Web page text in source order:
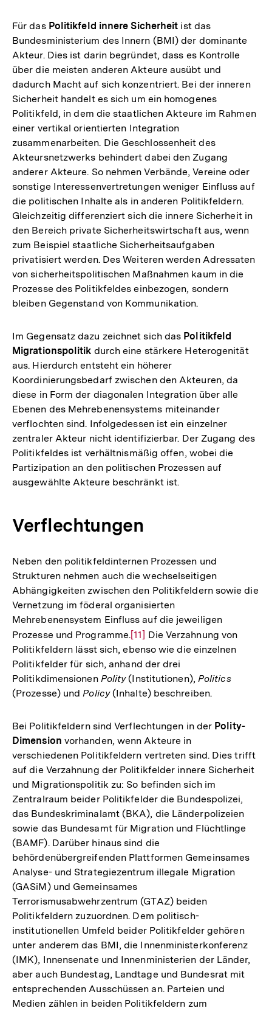
Für das Politikfeld innere Sicherheit ist das
Bundesministerium des Innern (BMI) der dominante
Akteur. Dies ist darin begründet, dass es Kontrolle
über die meisten anderen Akteure ausübt und
dadurch Macht auf sich konzentriert. Bei der inneren
Sicherheit handelt es sich um ein homogenes
Politikfeld, in dem die staatlichen Akteure im Rahmen
einer vertikal orientierten Integration
zusammenarbeiten. Die Geschlossenheit des
Akteursnetzwerks behindert dabei den Zugang
anderer Akteure. So nehmen Verbände, Vereine oder
sonstige Interessenvertretungen weniger Einfluss auf
die politischen Inhalte als in anderen Politikfeldern.
Gleichzeitig differenziert sich die innere Sicherheit in
den Bereich private Sicherheitswirtschaft aus, wenn
zum Beispiel staatliche Sicherheitsaufgaben
privatisiert werden. Des Weiteren werden Adressaten
von sicherheitspolitischen Maßnahmen kaum in die
Prozesse des Politikfeldes einbezogen, sondern
bleiben Gegenstand von Kommunikation.
Im Gegensatz dazu zeichnet sich das Politikfeld
Migrationspolitik durch eine stärkere Heterogenität
aus. Hierdurch entsteht ein höherer
Koordinierungsbedarf zwischen den Akteuren, da
diese in Form der diagonalen Integration über alle
Ebenen des Mehrebenensystems miteinander
verflochten sind. Infolgedessen ist ein einzelner
zentraler Akteur nicht identifizierbar. Der Zugang des
Politikfeldes ist verhältnismäßig offen, wobei die
Partizipation an den politischen Prozessen auf
ausgewählte Akteure beschränkt ist.
Verflechtungen
Neben den politikfeldinternen Prozessen und
Strukturen nehmen auch die wechselseitigen
Abhängigkeiten zwischen den Politikfeldern sowie die
Vernetzung im föderal organisierten
Mehrebenensystem Einfluss auf die jeweiligen
Prozesse und Programme.Zur
Auflösung
der
Fußnote
[11] Die Verzahnung von
Politikfeldern lässt sich, ebenso wie die einzelnen
Politikfelder für sich, anhand der drei
Politikdimensionen Polity(Institutionen), Politics
(Prozesse) und Policy(Inhalte) beschreiben.
Bei Politikfeldern sind Verflechtungen in der Polity-
Dimension vorhanden, wenn Akteure in
verschiedenen Politikfeldern vertreten sind. Dies trifft
auf die Verzahnung der Politikfelder innere Sicherheit
und Migrationspolitik zu: So befinden sich im
Zentralraum beider Politikfelder die Bundespolizei,
das Bundeskriminalamt (BKA), die Länderpolizeien
sowie das Bundesamt für Migration und Flüchtlinge
(BAMF). Darüber hinaus sind die
behördenübergreifenden Plattformen Gemeinsames
Analyse- und Strategiezentrum illegale Migration
(GASiM) und Gemeinsames
Terrorismusabwehrzentrum (GTAZ) beiden
Politikfeldern zuzuordnen. Dem politisch-
institutionellen Umfeld beider Politikfelder gehören
unter anderem das BMI, die Innenministerkonferenz
(IMK), Innensenate und Innenministerien der Länder,
aber auch Bundestag, Landtage und Bundesrat mit
entsprechenden Ausschüssen an. Parteien und
Medien zählen in beiden Politikfeldern zum